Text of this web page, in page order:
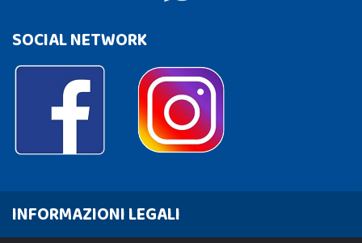
SOCIAL NETWORK
INFORMAZIONI LEGALI